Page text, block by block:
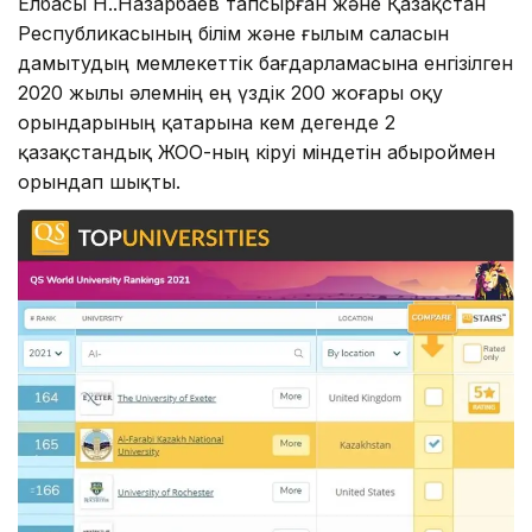
Республикасының білім және ғылым саласын
дамытудың мемлекеттік бағдарламасына енгізілген
2020 жылы әлемнің ең үздік 200 жоғары оқу
орындарының қатарына кем дегенде 2
қазақстандық ЖОО-ның кіруі міндетін абыроймен
орындап шықты.